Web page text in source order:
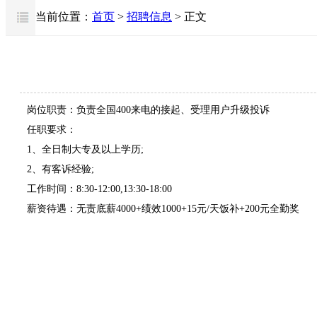
当前位置： 首页 > 招聘信息 > 正文
岗位职责：负责全国400来电的接起、受理用户升级投诉
任职要求：
1、全日制大专及以上学历;
2、有客诉经验;
工作时间：8:30-12:00,13:30-18:00
薪资待遇：无责底薪4000+绩效1000+15元/天饭补+200元全勤奖